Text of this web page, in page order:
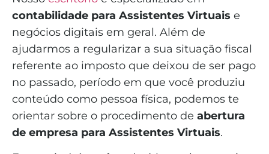
contabilidade para Assistentes Virtuais e
negócios digitais em geral. Além de
ajudarmos a regularizar a sua situação fiscal
referente ao imposto que deixou de ser pago
no passado, período em que você produziu
conteúdo como pessoa física, podemos te
orientar sobre o procedimento de abertura
de empresa para Assistentes Virtuais.